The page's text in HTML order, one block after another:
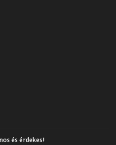
és érdekes!